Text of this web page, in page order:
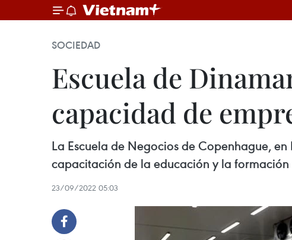
SOCIEDAD
Escuela de
capacidad de
La Escuela de Negocios de Copenhague,
capacitación de la educación y la
23/09/2022 05:03